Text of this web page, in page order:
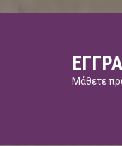
Μάθετε